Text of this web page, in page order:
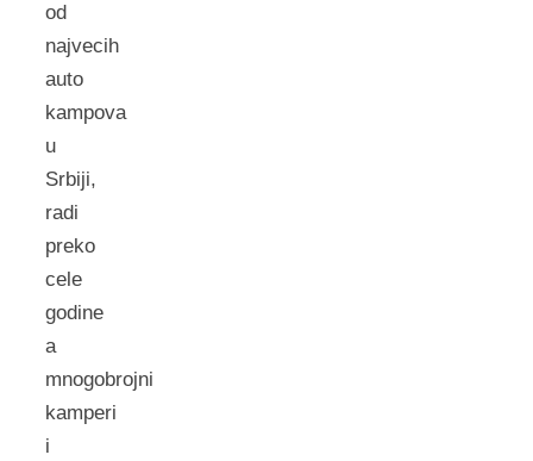
od
najvecih
auto
kampova
u
Srbiji,
radi
preko
cele
godine
a
mnogobrojni
kamperi
i